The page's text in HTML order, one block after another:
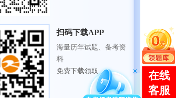
扫码下载APP
海量历年试题、备考资
料
免费下载领取